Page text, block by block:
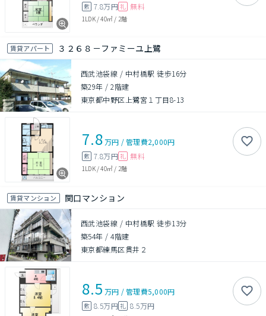
敷 7.8万円 礼 無料
1LDK/40㎡ / 2階
賃貸アパート ３２６８－ファミーユ上鷺
西武池袋線 / 中村橋駅 徒歩16分
築29年 /2階建
東京都中野区上鷺宮１丁目8-13
7.8万円 /管理費2,000円
敷 7.8万円 礼 無料
1LDK/40㎡ / 2階
賃貸マンション 関口マンション
西武池袋線 / 中村橋駅 徒歩13分
築54年 /4階建
東京都練馬区貫井２
8.5 万円 /管理費5,000円
敷 8.5万円礼 8.5万円